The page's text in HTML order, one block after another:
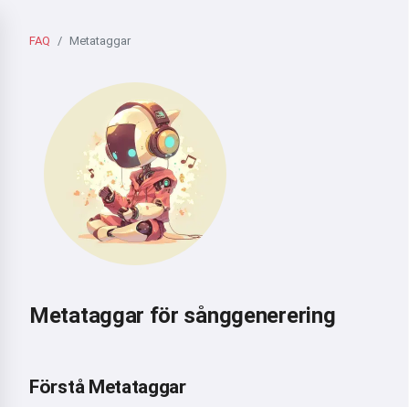
FAQ Metataggar
Metataggar för sånggenerering
Förstå Metataggar